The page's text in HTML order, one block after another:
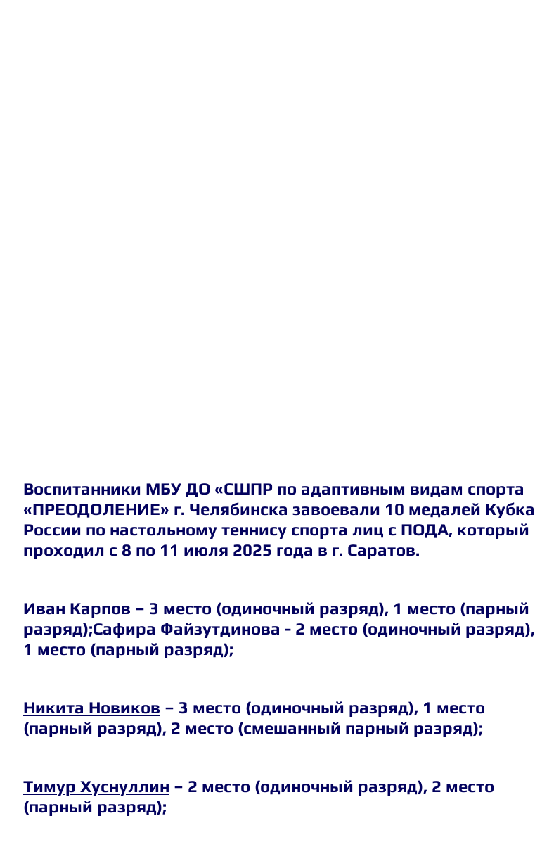
Воспитанники МБУ ДО «СШПР по адаптивным видам спорта
«ПРЕОДОЛЕНИЕ» г. Челябинска завоевали 10 медалей Кубка
России по настольному теннису спорта лиц с ПОДА, который
проходил с 8 по 11 июля 2025 года в г. Саратов.
Иван Карпов – 3 место (одиночный разряд), 1 место (парный
разряд);Сафира Файзутдинова - 2 место (одиночный разряд),
1 место (парный разряд);
Никита Новиков – 3 место (одиночный разряд), 1 место
(парный разряд), 2 место (смешанный парный разряд);
Тимур Хуснуллин – 2 место (одиночный разряд), 2 место
(парный разряд);